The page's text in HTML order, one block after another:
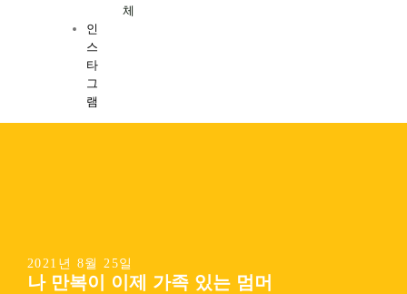
체
인
스
타
그
램
2021년 8월 25일
나 만복이 이제 가족 있는 멈머